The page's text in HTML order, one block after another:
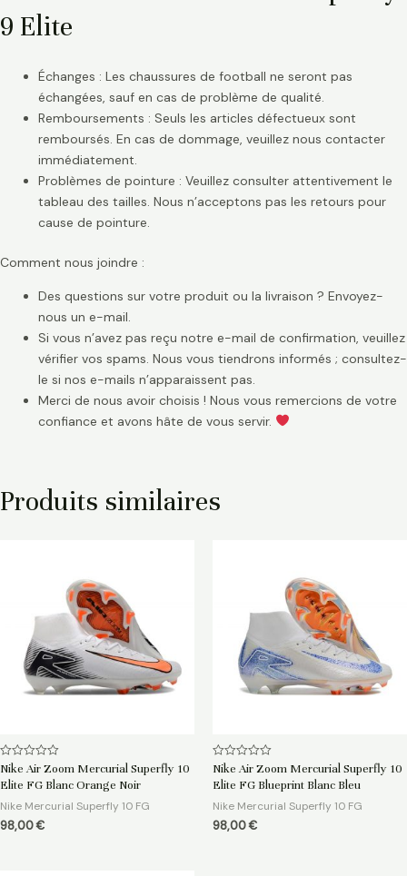
9 Elite
Échanges : Les chaussures de football ne seront pas
échangées, sauf en cas de problème de qualité.
Remboursements : Seuls les articles défectueux sont
remboursés. En cas de dommage, veuillez nous contacter
immédiatement.
Problèmes de pointure : Veuillez consulter attentivement le
tableau des tailles. Nous n’acceptons pas les retours pour
cause de pointure.
Comment nous joindre :
Des questions sur votre produit ou la livraison ? Envoyez-
nous un e-mail.
Si vous n’avez pas reçu notre e-mail de confirmation, veuillez
vérifier vos spams. Nous vous tiendrons informés ; consultez-
le si nos e-mails n’apparaissent pas.
Merci de nous avoir choisis ! Nous vous remercions de votre
confiance et avons hâte de vous servir.
Produits similaires
Note
sur
Nike Air Zoom Mercurial Superfly 10
Elite FG Blanc Orange Noir
Nike Mercurial Superfly 10 FG
98,00€
Note
sur
Nike Air Zoom Mercurial Superfly 10
Elite FG Blueprint Blanc Bleu
Nike Mercurial Superfly 10 FG
98,00€